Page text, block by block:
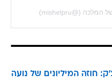
חוזה המיליונים של נועה